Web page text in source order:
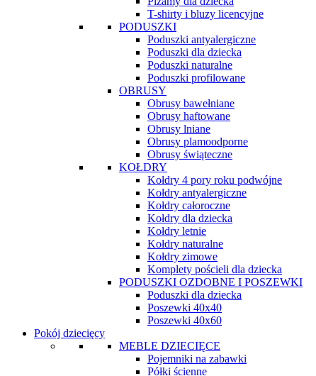
T-shirty i bluzy licencyjne
PODUSZKI
Poduszki antyalergiczne
Poduszki dla dziecka
Poduszki naturalne
Poduszki profilowane
OBRUSY
Obrusy bawełniane
Obrusy haftowane
Obrusy lniane
Obrusy plamoodporne
Obrusy świąteczne
KOŁDRY
Kołdry 4 pory roku podwójne
Kołdry antyalergiczne
Kołdry całoroczne
Kołdry dla dziecka
Kołdry letnie
Kołdry naturalne
Kołdry zimowe
Komplety pościeli dla dziecka
PODUSZKI OZDOBNE I POSZEWKI
Poduszki dla dziecka
Poszewki 40x40
Poszewki 40x60
Pokój dziecięcy
MEBLE DZIECIĘCE
Pojemniki na zabawki
Półki ścienne